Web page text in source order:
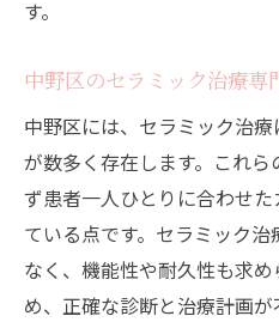
す。
中野区のセラミック治療専
中野区には、セラミック治
が数多く存在します。これ
ず患者一人ひとりに合わせ
ている点です。セラミック
なく、機能性や耐久性も求
め、正確な診断と治療計画